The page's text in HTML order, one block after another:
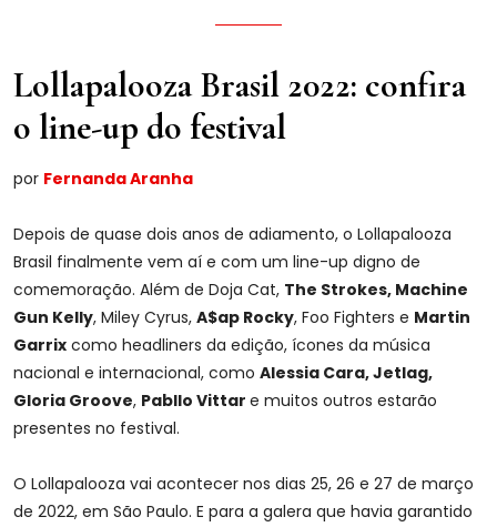
Lollapalooza Brasil 2022: confira
o line-up do festival
por Fernanda Aranha
Depois de quase dois anos de adiamento, o Lollapalooza
Brasil finalmente vem aí e com um line-up digno de
comemoração. Além de Doja Cat, The Strokes, Machine
Gun Kelly, Miley Cyrus, A$ap Rocky, Foo Fighters e Martin
Garrix como headliners da edição, ícones da música
nacional e internacional, como Alessia Cara, Jetlag,
Gloria Groove, Pabllo Vittar e muitos outros estarão
presentes no festival.
O Lollapalooza vai acontecer nos dias 25, 26 e 27 de março
de 2022, em São Paulo. E para a galera que havia garantido